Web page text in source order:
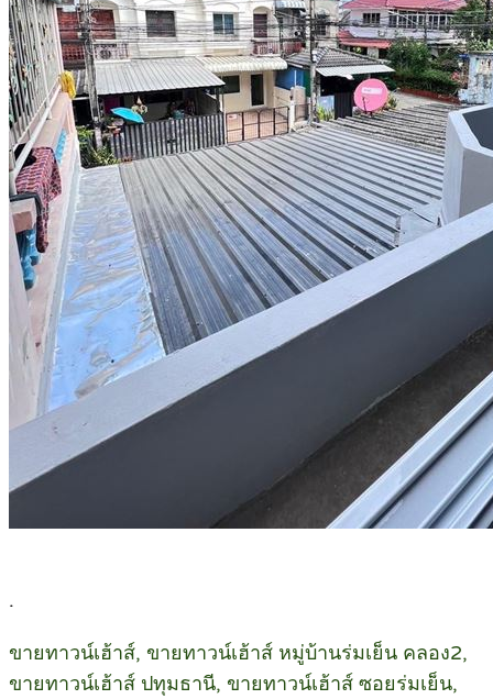
.
ขายทาวน์เฮ้าส์, ขายทาวน์เฮ้าส์ หมู่บ้านร่มเย็น คลอง2,
ขายทาวน์เฮ้าส์ ปทุมธานี, ขายทาวน์เฮ้าส์ ซอยร่มเย็น,